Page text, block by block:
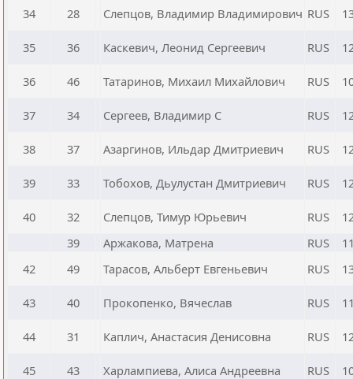
34 28 Слепцов, Владимир Владимирович RUS
35 36 Каскевич, Леонид Сергеевич RUS
36 46 Татаринов, Михаил Михайлович RUS
37 34 Сергеев, Владимир С RUS
38 37 Азаргинов, Ильдар Дмитриевич RUS
39 33 Тобохов, Дьулустан Дмитриевич RUS
40 32 Слепцов, Тимур Юрьевич RUS
39
Аржакова, Матрена RUS
42
49 Тарасов, Альберт Евгеньевич RUS
43 40 Прокопенко, Вячеслав RUS
44 31 Каплич, Анастасия Денисовна RUS
45 43 Харлампиева, Алиса Андреевна RUS